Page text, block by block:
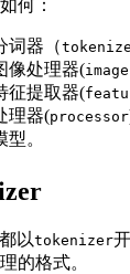
何：
词器（
像处理器(
征提取器(
理器(processor
。
以tokenizer
的格式。